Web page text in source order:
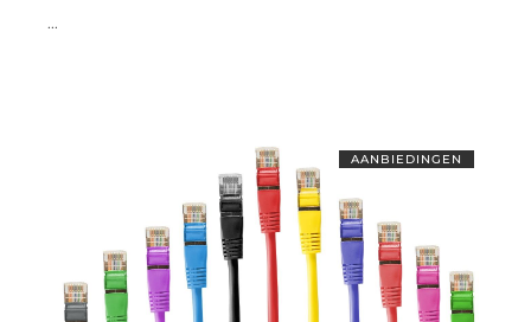
...
AANBIEDINGEN